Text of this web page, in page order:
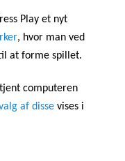
Play et nyt
, hvor man ved
at forme spillet.
computeren
af disse vises i